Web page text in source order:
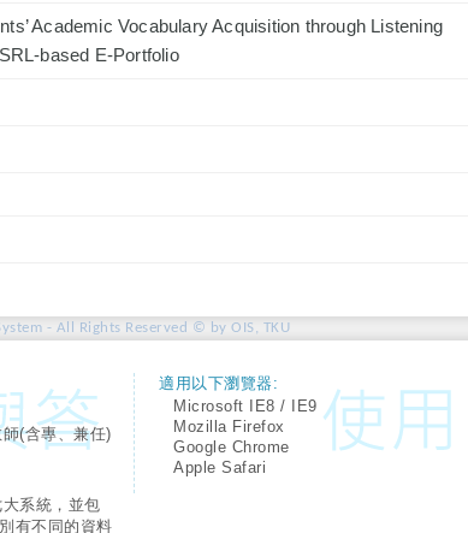
Academic Vocabulary Acquisition through Listening
based E-Portfolio
- All Rights Reserved © by OIS, TKU
(含專、兼任)
系統，並包
有不同的資料
適用以下瀏覽器:
Microsoft IE8 / IE9
Mozilla Firefox
Google Chrome
Apple Safari